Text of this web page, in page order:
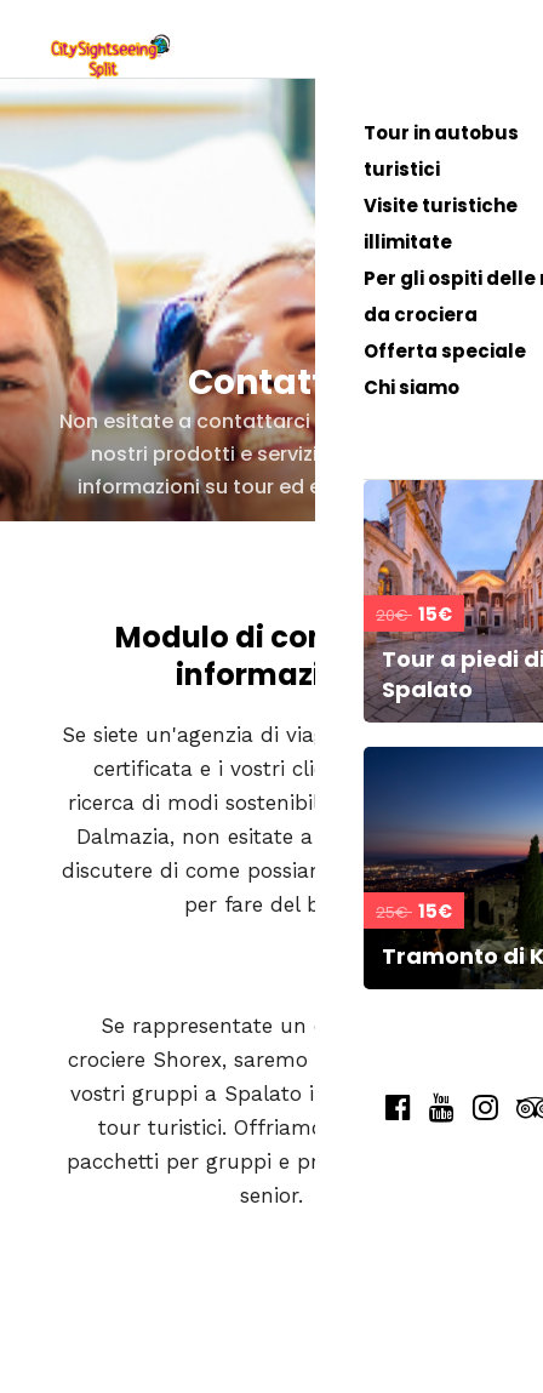
Tour in autobus
turistici
Visite turistiche
illimitate
Per gli ospiti delle
da crociera
Offerta speciale
Chi siamo
20€ 15€
Tour a piedi
Spalato
25€ 15€
Tramonto di
Contattaci
Non esitate a contattarci per informazioni sui
nostri prodotti e servizi o per richiedere
informazioni su tour ed escursioni private.
Modulo di contatto e
informazioni
Se siete un'agenzia di viaggi professionale
certificata e i vostri clienti sono alla
ricerca di modi sostenibili per scoprire la
Dalmazia, non esitate a contattarci e a
discutere di come possiamo unire le forze
per fare del bene!
Se rappresentate un dipartimento
crociere Shorex, saremo lieti di ospitare i
vostri gruppi a Spalato in uno dei nostri
tour turistici. Offriamo interessanti
pacchetti per gruppi e prezzi speciali per
senior.